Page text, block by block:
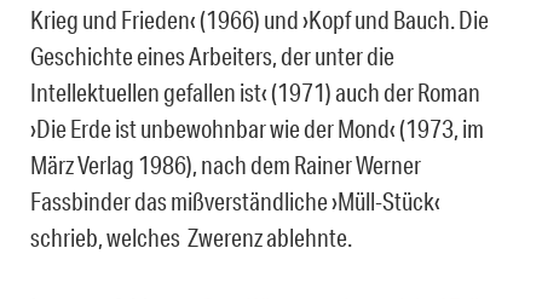
Krieg und Frieden‹ (1966) und ›Kopf und Bauch. Die
Geschichte eines Arbeiters, der unter die
Intellektuellen gefallen ist‹ (1971) auch der Roman
›Die Erde ist unbewohnbar wie der Mond‹ (1973, im
März Verlag 1986), nach dem Rainer Werner
Fassbinder das mißverständliche ›Müll-Stück‹
schrieb, welches Zwerenz ablehnte.